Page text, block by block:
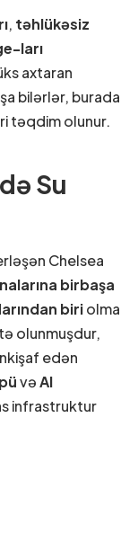
, təhlükəsiz
ları
axtaran
bilərlər, burada
təqdim olunur.
Su
Chelsea
birbaşa
biriolma
olunmuşdur,
edən
vəAl
infrastruktur